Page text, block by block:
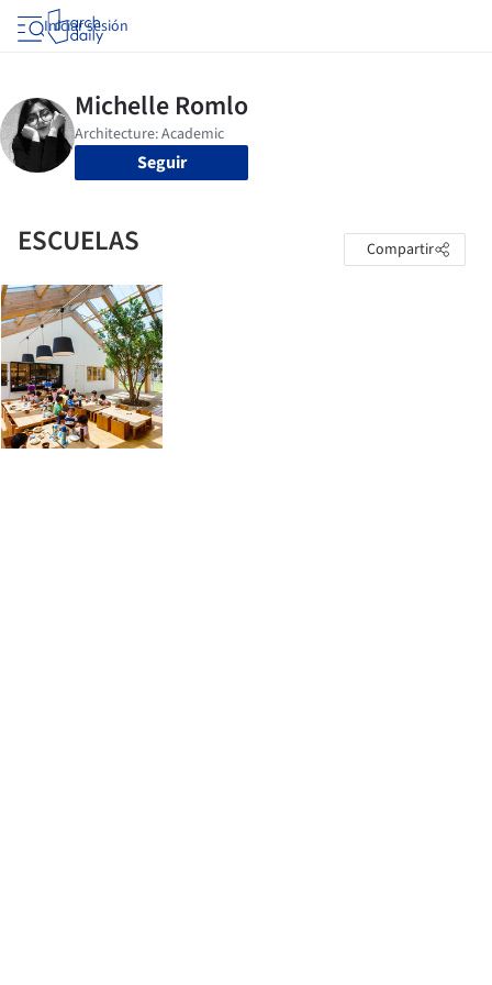
Iniciar sesión
Seguir
ESCUELAS Compartir